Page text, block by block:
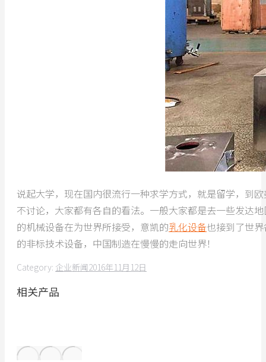
说起大学，现在国内很流行一种求学方式，就是留学，到
不讨论，大家都有各自的看法。一般大家都是去一些发达
的机械设备在为世界所接受，意凯的乳化设备也接到了世
的非标技术设备，中国制造在慢慢的走向世界！
Category: 企业新闻2016年11月12日
相关产品